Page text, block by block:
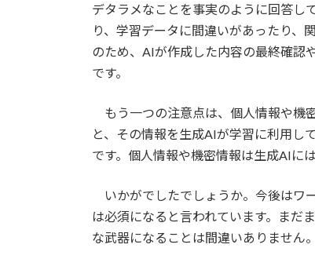
デタラメなことを事実のように回答し
り、学習データに間違いがあったり、
のため、AIが作成した内容の最終確認
です。
もう一つの注意点は、個人情報や機
と、その情報を生成AIが学習に利用し
です。個人情報や機密情報は生成AIに
いかがでしたでしょうか。今後はワ
は必須になると言われています。まだ
な武器になることは間違いありません。